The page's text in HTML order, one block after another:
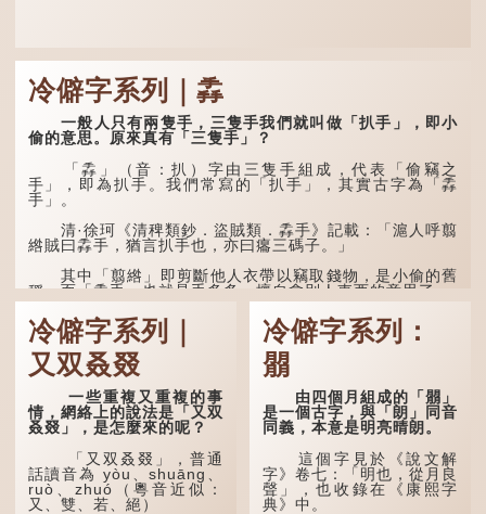
冷僻字系列｜掱
一般人只有兩隻手，三隻手我們就叫做「扒手」，即小
偷的意思。原來真有「三隻手」？
「掱」（音：扒）字由三隻手組成，代表「偷竊之
手」，即為扒手。我們常寫的「扒手」，其實古字為「掱
手」。
清·徐珂《清稗類鈔．盜賊類．掱手》記載：「滬人呼翦
綹賊曰掱手，猶言扒手也，亦曰癟三碼子。」
其中「翦綹」即剪斷他人衣帶以竊取錢物，是小偷的舊
稱。而「掱手」也就是手多多，擅自拿別人東西的意思了...
冷僻字系列｜
又双叒叕
一些重複又重複的事
情，網絡上的說法是「又双
叒叕」，是怎麼來的呢？
「又双叒叕」，普通
話讀音為 yòu、shuāng、
ruò、zhuó（粵音近似：
又、雙、若、絕）
冷僻字系列：
朤
由四個月組成的「朤」
是一個古字，與「朗」同音
同義，本意是明亮晴朗。
這個字見於《說文解
字》卷七：「明也，從月良
聲」，也收錄在《康熙字
典》中。